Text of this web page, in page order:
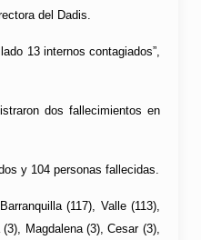
del Dadis.
13 internos contagiados”,
dos fallecimientos en
y 104 personas fallecidas.
(117), Valle (113),
Magdalena (3), Cesar (3),